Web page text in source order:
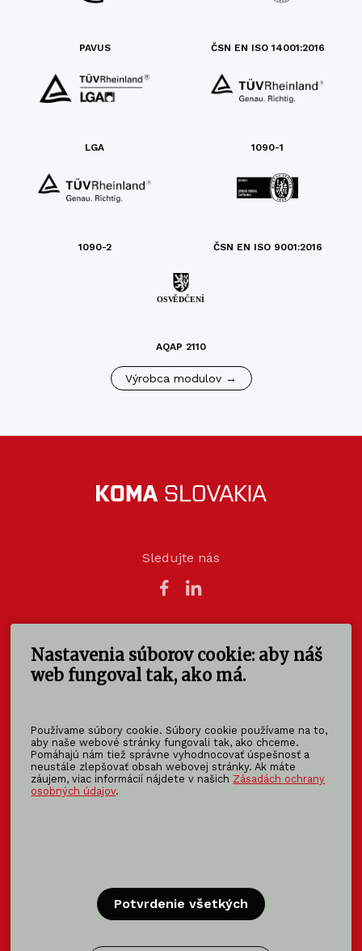
Nastavenia súborov cookie: aby náš
web fungoval tak, ako má.
Používame súbory cookie. Súbory cookie používame na to,
aby naše webové stránky fungovali tak, ako chceme.
Pomáhajú nám tiež správne vyhodnocovať úspešnosť a
neustále zlepšovať obsah webovej stránky. Ak máte
záujem, viac informácií nájdete v našich Zásadách ochrany
osobných údajov.
Potvrdenie všetkých
PAVUS ČSN EN ISO 14001:2016
LGA 1090-1
1090-2 ČSN EN ISO 9001:2016
AQAP 2110
Výrobca modulov →
Sledujte nás
KOMA SLOVAKIA s.r.o.
Štúrova 140
949 01 Nitra - Mlynárce
info@koma-slovakia.sk
+ 421 37 6518 325
Patríme do rodiny KOMA FAMILY